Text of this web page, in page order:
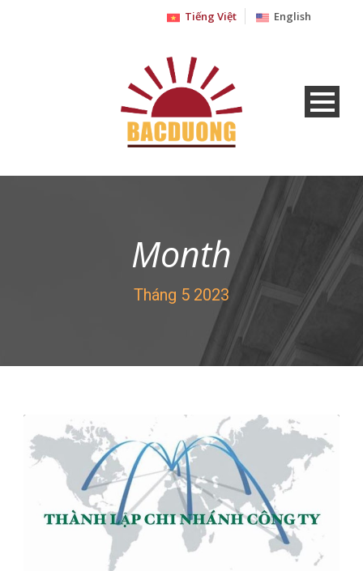
Tiếng Việt English
Month
Tháng 5 2023